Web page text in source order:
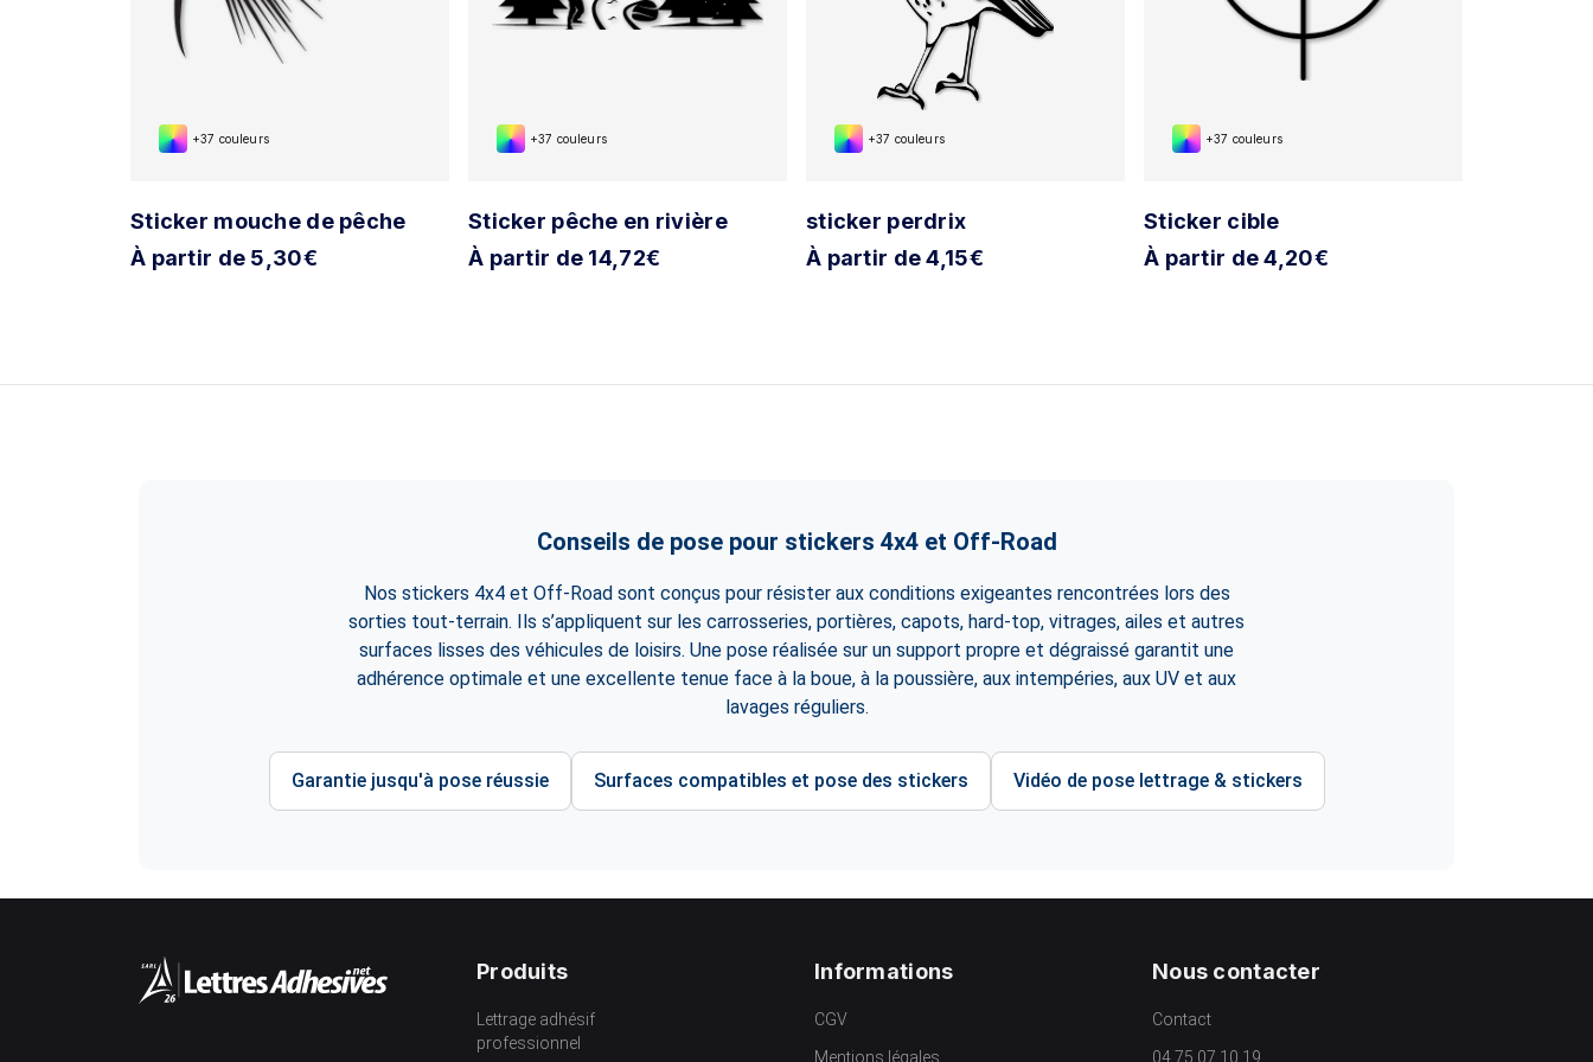
+37 couleurs
Sticker mouche de pêche
À partir de 5,30€
+37 couleurs
Sticker pêche en rivière
À partir de 14,72€
+37 couleurs
sticker perdrix
À partir de 4,15€
+37 couleurs
Sticker cible
À partir de 4,20€
Conseils de pose pour stickers 4x4 et Off-Road
Nos stickers 4x4 et Off-Road sont conçus pour résister aux conditions exigeantes rencontrées lors des
sorties tout-terrain. Ils s’appliquent sur les carrosseries, portières, capots, hard-top, vitrages, ailes et autres
surfaces lisses des véhicules de loisirs. Une pose réalisée sur un support propre et dégraissé garantit une
adhérence optimale et une excellente tenue face à la boue, à la poussière, aux intempéries, aux UV et aux
lavages réguliers.
Garantie jusqu'à pose réussie Surfaces compatibles et pose des stickers Vidéo de pose lettrage & stickers
Produits
Lettrage adhésif
professionnel
Informations
CGV
Mentions légales
Nous contacter
Contact
04 75 07 10 19